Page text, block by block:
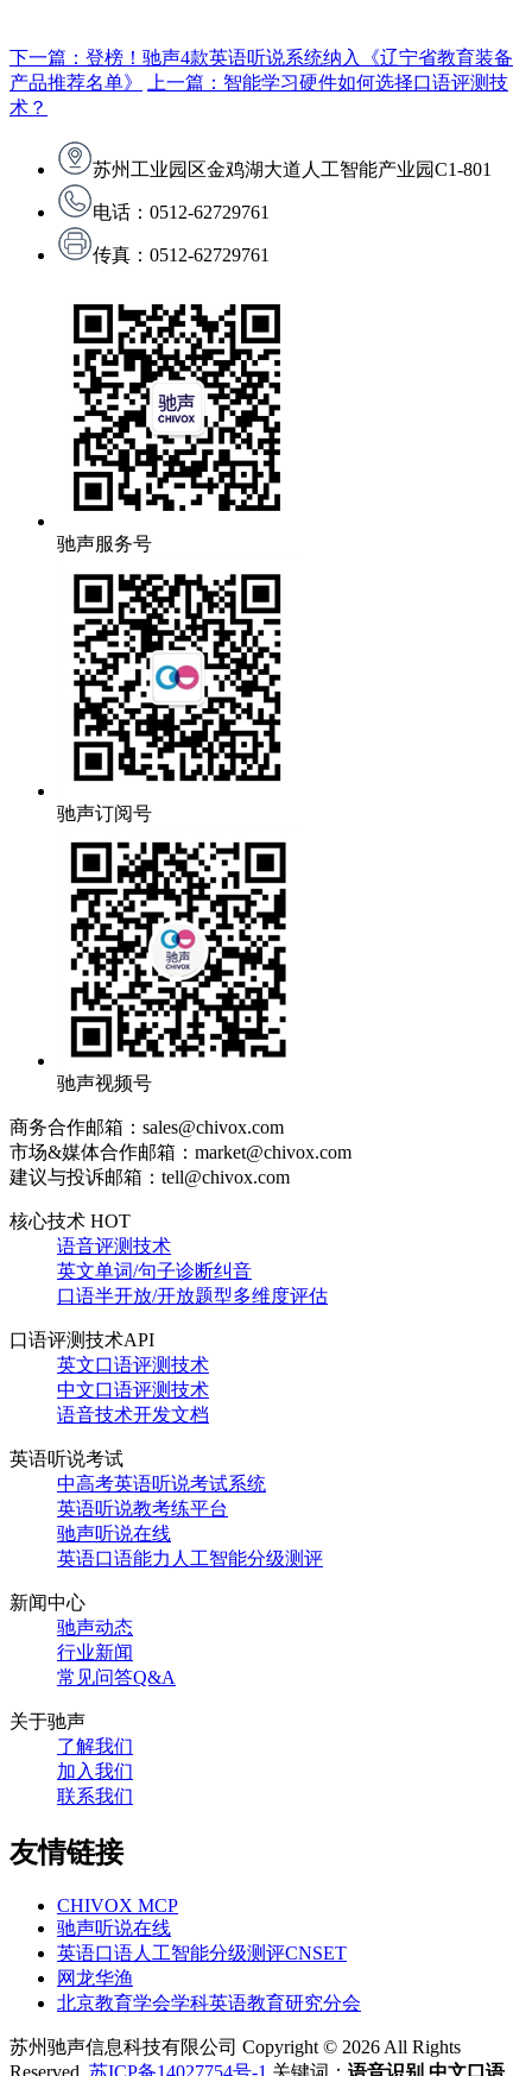
下一篇：登榜！驰声4款英语听说系统纳入《辽宁省教育装备
产品推荐名单》
上一篇：智能学习硬件如何选择口语评测技
术？
苏州工业园区金鸡湖大道人工智能产业园C1-801
电话：0512-62729761
传真：0512-62729761
驰声服务号
驰声订阅号
驰声视频号
商务合作邮箱：sales@chivox.com
市场&媒体合作邮箱：market@chivox.com
建议与投诉邮箱：tell@chivox.com
核心技术 HOT
语音评测技术
英文单词/句子诊断纠音
口语半开放/开放题型多维度评估
口语评测技术API
英文口语评测技术
中文口语评测技术
语音技术开发文档
英语听说考试
中高考英语听说考试系统
英语听说教考练平台
驰声听说在线
英语口语能力人工智能分级测评
新闻中心
驰声动态
行业新闻
常见问答Q&A
关于驰声
了解我们
加入我们
联系我们
友情链接
CHIVOX MCP
驰声听说在线
英语口语人工智能分级测评CNSET
网龙华渔
北京教育学会学科英语教育研究分会
苏州驰声信息科技有限公司 Copyright © 2026 All Rights
Reserved. 苏ICP备14027754号-1 关键词： 语音识别 中文口语